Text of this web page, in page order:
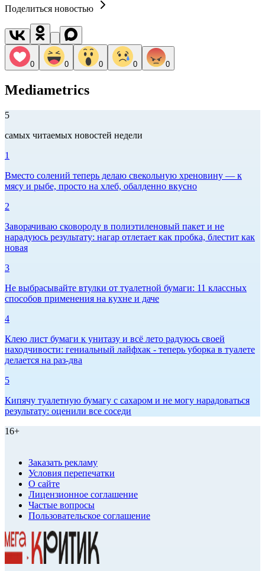
Поделиться новостью
0 0 0 0 0
Mediametrics
5
самых читаемых новостей недели
1
Вместо солений теперь делаю свекольную хреновину — к
мясу и рыбе, просто на хлеб, обалденно вкусно
2
Заворачиваю сковороду в полиэтиленовый пакет и не
нарадуюсь результату: нагар отлетает как пробка, блестит как
новая
3
Не выбрасывайте втулки от туалетной бумаги: 11 классных
способов применения на кухне и даче
4
Клею лист бумаги к унитазу и всё лето радуюсь своей
находчивости: гениальный лайфхак - теперь уборка в туалете
делается на раз-два
5
Кипячу туалетную бумагу с сахаром и не могу нарадоваться
результату: оценили все соседи
16+
Заказать рекламу
Условия перепечатки
О сайте
Лицензионное соглашение
Частые вопросы
Пользовательское соглашение